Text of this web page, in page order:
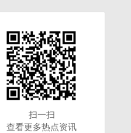
扫一扫
查看更多热点资讯
扫一扫
查看更多热点资讯